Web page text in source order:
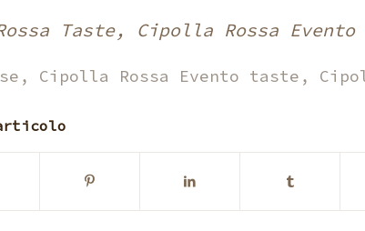
Taste, Cipolla Rossa
, Cipolla Rossa Evento taste ,